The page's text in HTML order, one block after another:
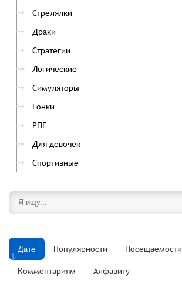
Стрелялки
Драки
Стратегии
Логические
Симуляторы
Гонки
РПГ
Для девочек
Спортивные
Дате Популярности Посещаемости
Комментариям Алфавиту